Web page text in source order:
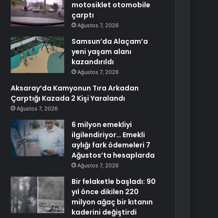
motosiklet otomobile
çarptı
Ağustos 7, 2026
Samsun’da Alaçam’a
yeni yaşam alanı
kazandırıldı
Ağustos 7, 2026
Aksaray’da Kamyonun Tıra Arkadan
Çarptığı Kazada 2 Kişi Yaralandı
Ağustos 7, 2026
6 milyon emekliyi
ilgilendiriyor… Emekli
aylığı fark ödemeleri 7
Ağustos’ta hesaplarda
Ağustos 7, 2026
Bir felaketle başladı: 90
yıl önce dikilen 220
milyon ağaç bir kıtanın
kaderini değiştirdi